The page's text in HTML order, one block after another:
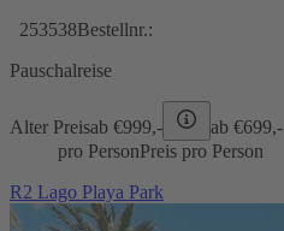
253538Bestellnr.:
Pauschalreise
Alter Preisab €999,- ab €699,-
pro PersonPreis pro Person
R2 Lago Playa Park